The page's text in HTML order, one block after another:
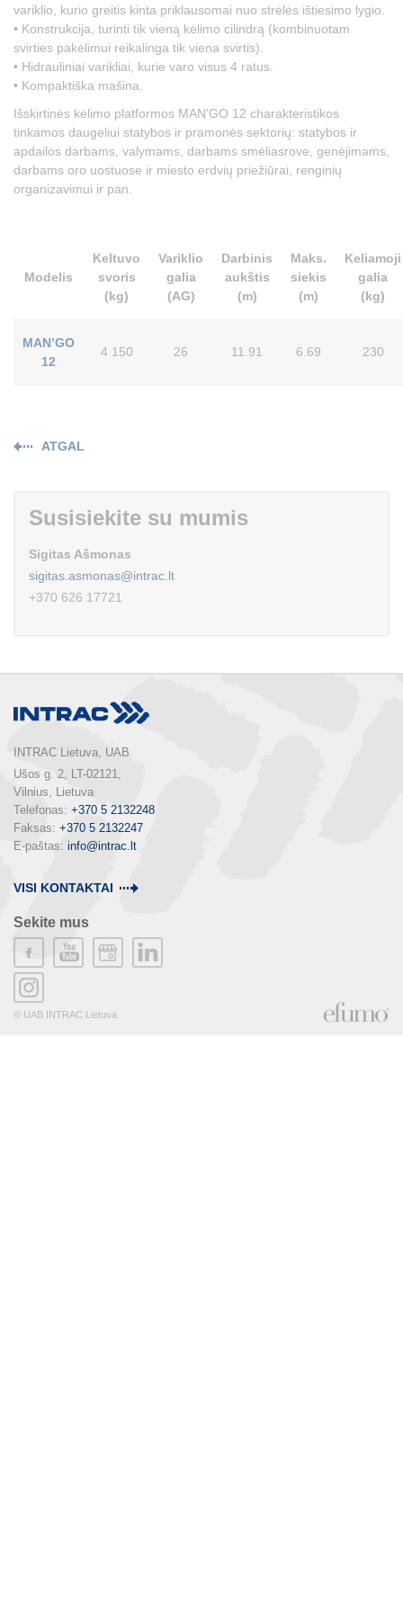
variklio, kurio greitis kinta priklausomai nuo strėlės ištiesimo lygio.
• Konstrukcija, turinti tik vieną kėlimo cilindrą (kombinuotam
svirties pakėlimui reikalinga tik viena svirtis).
• Hidrauliniai varikliai, kurie varo visus 4 ratus.
• Kompaktiška mašina.
Išskirtinės kėlimo platformos MAN'GO 12 charakteristikos
tinkamos daugeliui statybos ir pramonės sektorių: statybos ir
apdailos darbams, valymams, darbams smėliasrove, genėjimams,
darbams oro uostuose ir miesto erdvių priežiūrai, renginių
organizavimui ir pan.
Modelis
Keltuvo
svoris
(kg)
Variklio
galia
(AG)
Darbinis
aukštis
(m)
Maks.
siekis
(m)
Keliamoji
galia
(kg)
MAN’GO
12
4 150 26 11.91 6.69 230
ATGAL
Susisiekite su mumis
Sigitas Ašmonas
sigitas.asmonas@intrac.lt
+370 626 17721
INTRAC Lietuva, UAB
Ušos g. 2, LT-02121,
Vilnius, Lietuva
Telefonas: +370 5 2132248
Faksas: +370 5 2132247
E-paštas: info@intrac.lt
VISI KONTAKTAI
Sekite mus
© UAB INTRAC Lietuva